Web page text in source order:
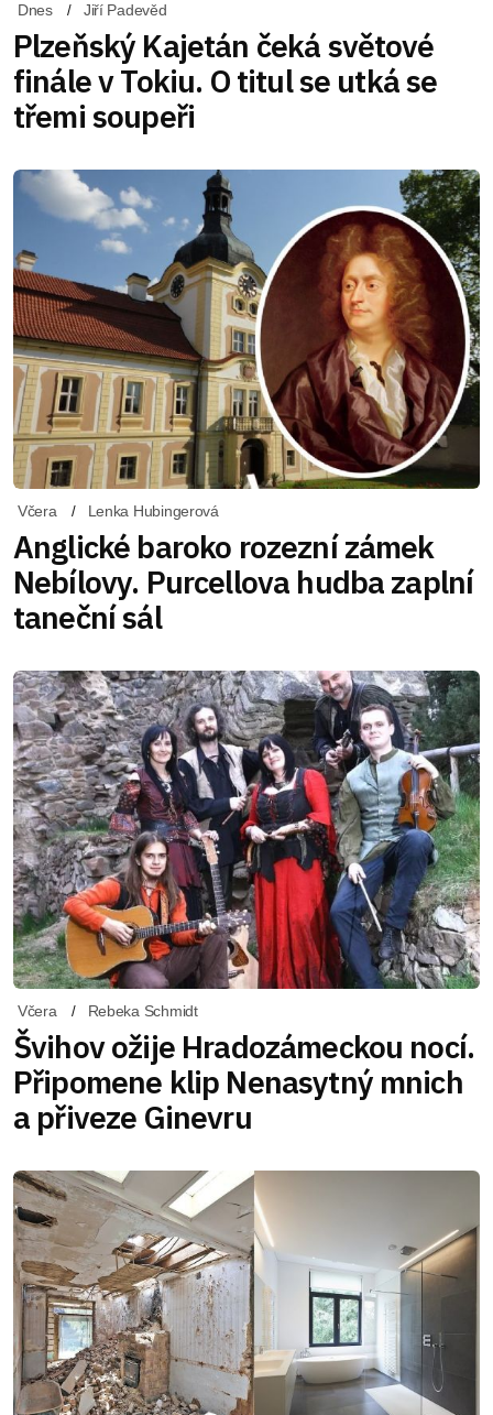
Dnes Jiří Padevěd
Plzeňský Kajetán čeká světové
finále v Tokiu. O titul se utká se
třemi soupeři
Včera Lenka Hubingerová
Anglické baroko rozezní zámek
Nebílovy. Purcellova hudba zaplní
taneční sál
Včera Rebeka Schmidt
Švihov ožije Hradozámeckou nocí.
Připomene klip Nenasytný mnich
a přiveze Ginevru